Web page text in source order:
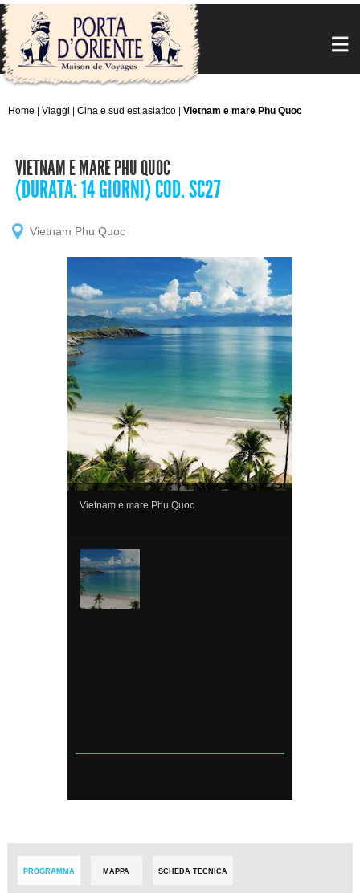
Home Viaggi Cina e sud est asiatico Vietnam e mare Phu Quoc
VIETNAM E MARE PHU QUOC
(DURATA: 14 GIORNI) COD. SC27
Vietnam Phu Quoc
Vietnam e mare Phu Quoc
PROGRAMMA MAPPA SCHEDA TECNICA